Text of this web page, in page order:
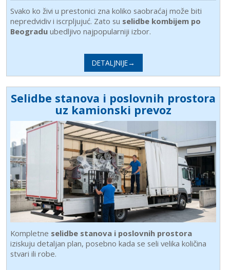
Svako ko živi u prestonici zna koliko saobraćaj može biti
nepredvidiv i iscrpljujuć. Zato su selidbe kombijem po
Beogradu ubedljivo najpopularniji izbor.
DETALJNIJE→
Selidbe stanova i poslovnih prostora
uz kamionski prevoz
Kompletne selidbe stanova i poslovnih prostora
iziskuju detaljan plan, posebno kada se seli velika količina
stvari ili robe.